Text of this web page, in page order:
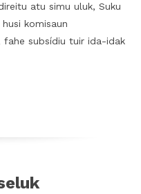
atu simu uluk, Suku
husi komisaun
fahe subsídiu tuir ida-idak